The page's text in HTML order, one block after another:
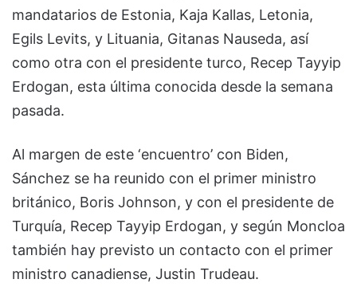
mandatarios de Estonia, Kaja Kallas, Letonia,
Egils Levits, y Lituania, Gitanas Nauseda, así
como otra con el presidente turco, Recep Tayyip
Erdogan, esta última conocida desde la semana
pasada.
Al margen de este ‘encuentro’ con Biden,
Sánchez se ha reunido con el primer ministro
británico, Boris Johnson, y con el presidente de
Turquía, Recep Tayyip Erdogan, y según Moncloa
también hay previsto un contacto con el primer
ministro canadiense, Justin Trudeau.